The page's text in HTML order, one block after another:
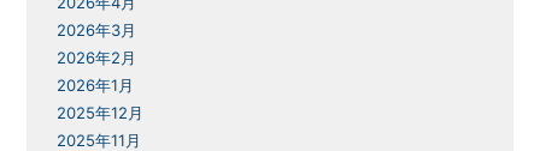
2026年3月
2026年2月
2026年1月
2025年12月
2025年11月